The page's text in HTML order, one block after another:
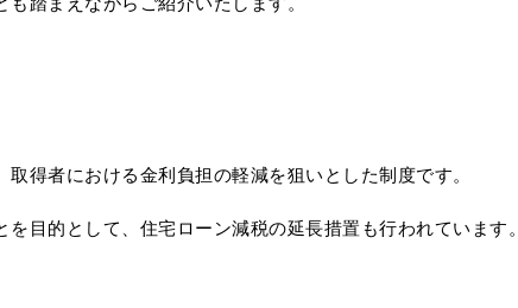
得者における金利負担の軽減を狙いとした制度です。
目的として、住宅ローン減税の延長措置も行われています。